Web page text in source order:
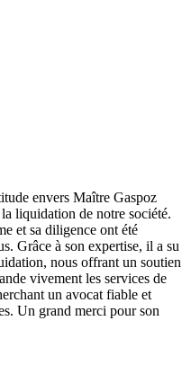
envers Maître Gaspoz
liquidation de notre société.
et sa diligence ont été
Grâce à son expertise, il a su
nous offrant un soutien
vivement les services de
un avocat fiable et
Un grand merci pour son